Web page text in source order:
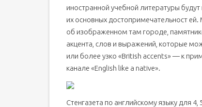
иностранной учебной литературы
их основных достопримечательност­
об изображенном там городе,
акцента, слов и выражений, которые
или более узко «British accents» — к
канале «English like a native».
Стенгазета по английскому языку для 4,